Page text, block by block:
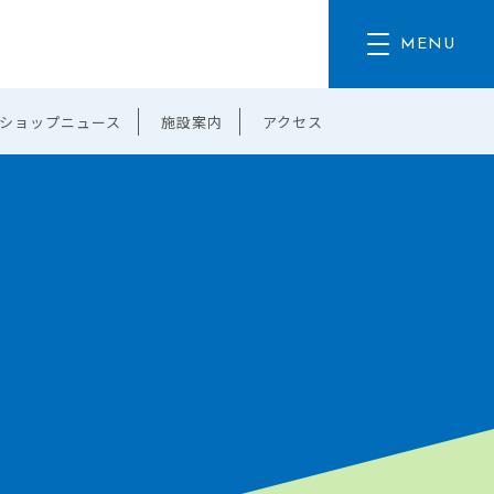
ョップニュース 施設案内 アクセス